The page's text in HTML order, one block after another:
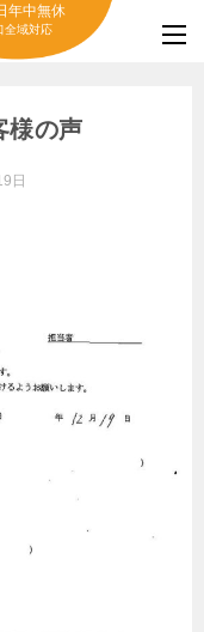
年中無休
全域対応
の声
日